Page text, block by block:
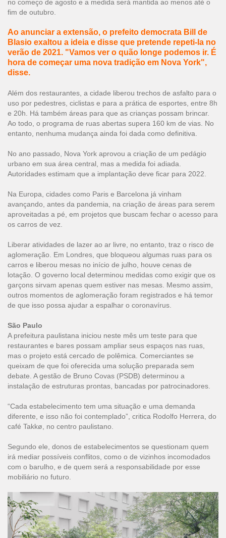
no começo de agosto e a medida será mantida ao menos até o
fim de outubro.
Ao anunciar a extensão, o prefeito democrata Bill de
Blasio exaltou a ideia e disse que pretende repeti-la no
verão de 2021. "Vamos ver o quão longe podemos ir. É
hora de começar uma nova tradição em Nova York",
disse.
Além dos restaurantes, a cidade liberou trechos de asfalto para o
uso por pedestres, ciclistas e para a prática de esportes, entre 8h
e 20h. Há também áreas para que as crianças possam brincar.
Ao todo, o programa de ruas abertas supera 160 km de vias. No
entanto, nenhuma mudança ainda foi dada como definitiva.
No ano passado, Nova York aprovou a criação de um pedágio
urbano em sua área central, mas a medida foi adiada.
Autoridades estimam que a implantação deve ficar para 2022.
Na Europa, cidades como Paris e Barcelona já vinham
avançando, antes da pandemia, na criação de áreas para serem
aproveitadas a pé, em projetos que buscam fechar o acesso para
os carros de vez.
Liberar atividades de lazer ao ar livre, no entanto, traz o risco de
aglomeração. Em Londres, que bloqueou algumas ruas para os
carros e liberou mesas no início de julho, houve cenas de
lotação. O governo local determinou medidas como exigir que os
garçons sirvam apenas quem estiver nas mesas. Mesmo assim,
outros momentos de aglomeração foram registrados e há temor
de que isso possa ajudar a espalhar o coronavírus.
São Paulo
A prefeitura paulistana iniciou neste mês um teste para que
restaurantes e bares possam ampliar seus espaços nas ruas,
mas o projeto está cercado de polêmica. Comerciantes se
queixam de que foi oferecida uma solução preparada sem
debate. A gestão de Bruno Covas (PSDB) determinou a
instalação de estruturas prontas, bancadas por patrocinadores.
“Cada estabelecimento tem uma situação e uma demanda
diferente, e isso não foi contemplado”, critica Rodolfo Herrera, do
café Takkø, no centro paulistano.
Segundo ele, donos de estabelecimentos se questionam quem
irá mediar possíveis conflitos, como o de vizinhos incomodados
com o barulho, e de quem será a responsabilidade por esse
mobiliário no futuro.